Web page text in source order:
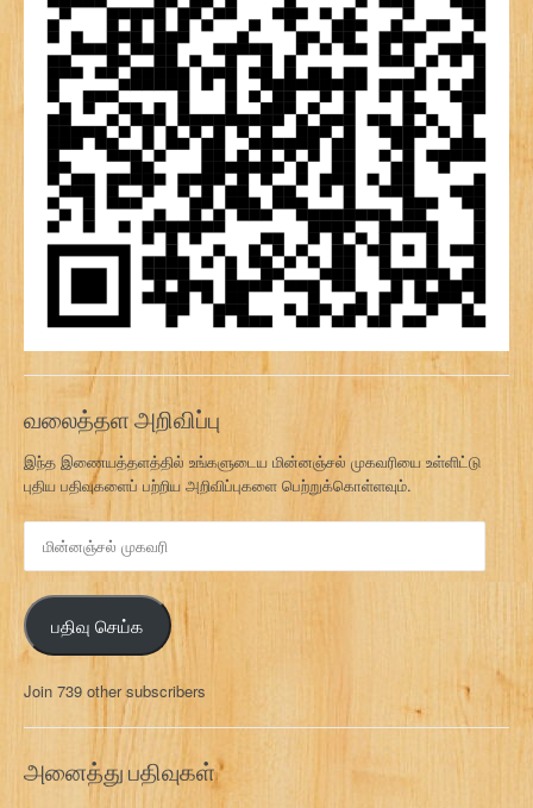
வலைத்தள அறிவிப்பு
இந்த இணையத்தளத்தில் உங்களுடைய மின்னஞ்சல் முகவரியை உள்ளிட்டு
புதிய பதிவுகளைப் பற்றிய அறிவிப்புகளை பெற்றுக்கொள்ளவும்.
ஞ்
ச
ல்
க
வ
பதிவு செய்க
Join 739 other subscribers
அனைத்து பதிவுகள்